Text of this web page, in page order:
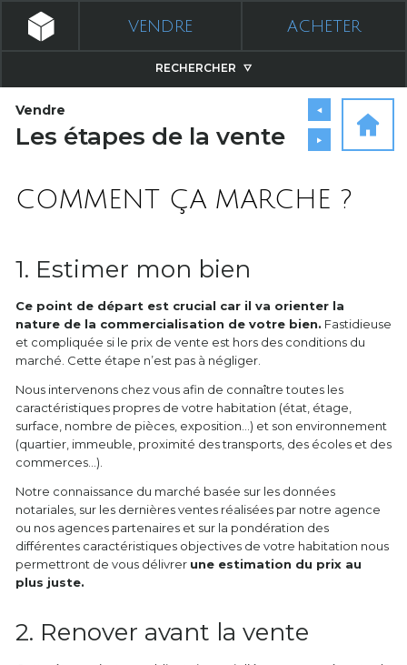
VENDRE ACHETER
RECHERCHER
Vendre
Les étapes de la vente
COMMENT ÇA MARCHE ?
1. Estimer mon bien
Ce point de départ est crucial car il va orienter la
nature de la commercialisation de votre bien. Fastidieuse
et compliquée si le prix de vente est hors des conditions du
marché. Cette étape n’est pas à négliger.
Nous intervenons chez vous afin de connaître toutes les
caractéristiques propres de votre habitation (état, étage,
surface, nombre de pièces, exposition…) et son environnement
(quartier, immeuble, proximité des transports, des écoles et des
commerces…).
Notre connaissance du marché basée sur les données
notariales, sur les dernières ventes réalisées par notre agence
ou nos agences partenaires et sur la pondération des
différentes caractéristiques objectives de votre habitation nous
permettront de vous délivrer une estimation du prix au
plus juste.
2. Renover avant la vente